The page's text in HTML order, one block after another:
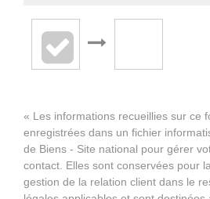
« Les informations recueillies sur ce
enregistrées dans un fichier
de Biens - Site national pour gérer
contact. Elles sont conservées pour
gestion de la relation client dans le